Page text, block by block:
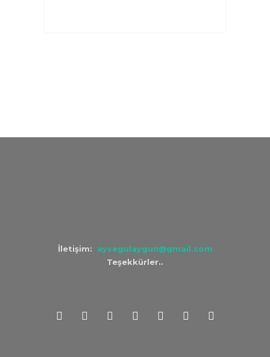
İletişim: aysegulaygun@gmail.com
Teşekkürler..